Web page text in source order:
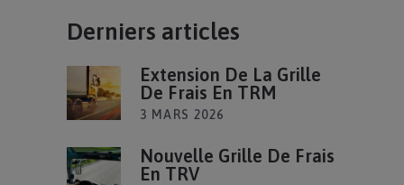
Derniers articles
Extension De La Grille
De Frais En TRM
3 MARS 2026
Nouvelle Grille De Frais
En TRV